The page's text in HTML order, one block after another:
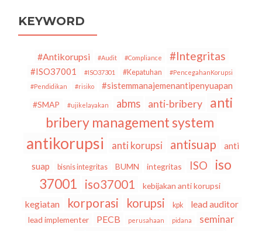
dan
Sektor
Keuangan
(UU
￼
KEYWORD
#Antikorupsi #Audit #Compliance #Integritas
#ISO37001 #ISO37301 #Kepatuhan
#PencegahanKorupsi
#Pendidikan
#risiko #sistemmanajemenantipenyuapan
#SMAP #ujikelayakan abms anti-bribery
anti
bribery management system
antikorupsi anti korupsi antisuap
anti
suap
bisnis integritas BUMN integritas ISO
iso
37001
iso37001 kebijakan anti korupsi
kegiatan korporasi korupsi kpk lead auditor
lead implementer PECB perusahaan pidana seminar